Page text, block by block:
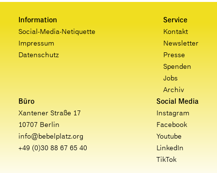
Information
Social-Media-Netiquette
Impressum
Datenschutz
Service
Kontakt
Newsletter
Presse
Spenden
Jobs
Archiv
Büro
Xantener Straße 17
10707 Berlin
info@bebelplatz.org
+49 (0)30 88 67 65 40
Social Media
Instagram
Facebook
Youtube
LinkedIn
TikTok